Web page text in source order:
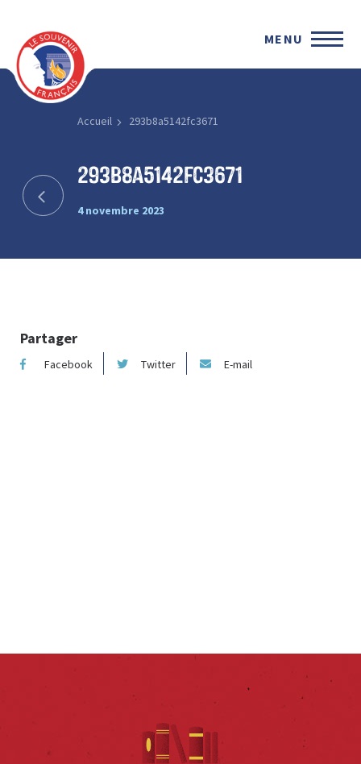
MENU
Accueil 293b8a5142fc3671
293b8a5142fc3671
4 novembre 2023
Partager
Facebook Twitter E-mail